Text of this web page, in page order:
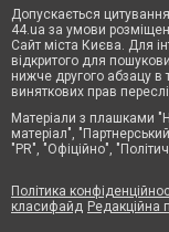
Допускається
44.ua за умови
Сайт міста Києва. Для
відкритого для
нижче другого абзацу в
виняткових прав
Матеріали з плашками
матеріал",
"PR", "Офіційно",
Політика
класифайд Редакційна